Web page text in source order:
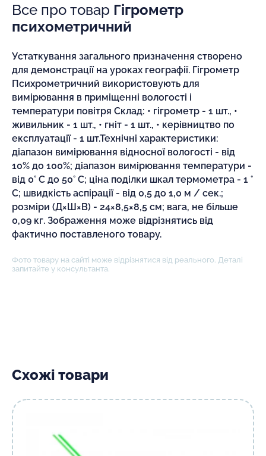
Все про товар Гігрометр
психометричний
Устаткування загального призначення створено
для демонстрації на уроках географії. Гігрометр
Психрометричний використовують для
вимірювання в приміщенні вологості і
температури повітря Склад: • гігрометр - 1 шт., •
живильник - 1 шт., • гніт - 1 шт., • керівництво по
експлуатації - 1 шт.Технічні характеристики:
діапазон вимірювання відносної вологості - від
10% до 100%; діапазон вимірювання температури -
від 0° С до 50° С; ціна поділки шкал термометра - 1 °
С; швидкість аспірації - від 0,5 до 1,0 м / сек.;
розміри (Д×Ш×В) - 24×8,5×8,5 см; вага, не більше
0,09 кг. Зображення може відрізнятись від
фактично поставленого товару.
Фото товару на сайті може відрізнятися від реального. Деталі
запитайте у консультанта.
Схожі товари